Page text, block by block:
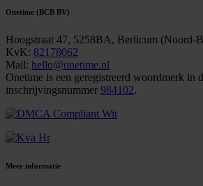
Onetime (BCB BV)
Hoogstraat 47, 5258BA, Berlicum (Noord-
KvK: 82178062
Mail: hello@onetime.nl
Onetime is een geregistreerd woordmerk in
inschrijvingsnummer 984102.
Meer informatie